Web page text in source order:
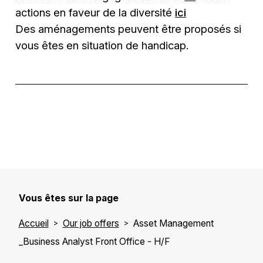
actions en faveur de la diversité ici
Des aménagements peuvent être proposés si
vous êtes en situation de handicap.
Vous êtes sur la page
Accueil Our job offers
Asset Management
_Business Analyst Front Office - H/F